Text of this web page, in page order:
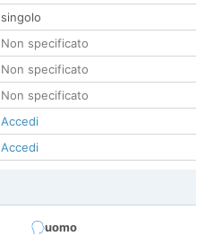
singolo
Non specificato
Non specificato
Non specificato
Accedi
Accedi
uomo